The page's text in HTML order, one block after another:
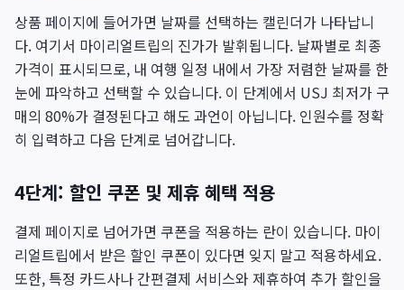
상품 페이지에 들어가면 날짜를 선택하는 캘린더가 나타납니
다. 여기서 마이리얼트립의 진가가 발휘됩니다. 날짜별로 최종
가격이 표시되므로, 내 여행 일정 내에서 가장 저렴한 날짜를 한
눈에 파악하고 선택할 수 있습니다. 이 단계에서 USJ 최저가 구
매의 80%가 결정된다고 해도 과언이 아닙니다. 인원수를 정확
히 입력하고 다음 단계로 넘어갑니다.
4단계: 할인 쿠폰 및 제휴 혜택 적용
결제 페이지로 넘어가면 쿠폰을 적용하는 란이 있습니다. 마이
리얼트립에서 받은 할인 쿠폰이 있다면 잊지 말고 적용하세요.
또한, 특정 카드사나 간편결제 서비스와 제휴하여 추가 할인을